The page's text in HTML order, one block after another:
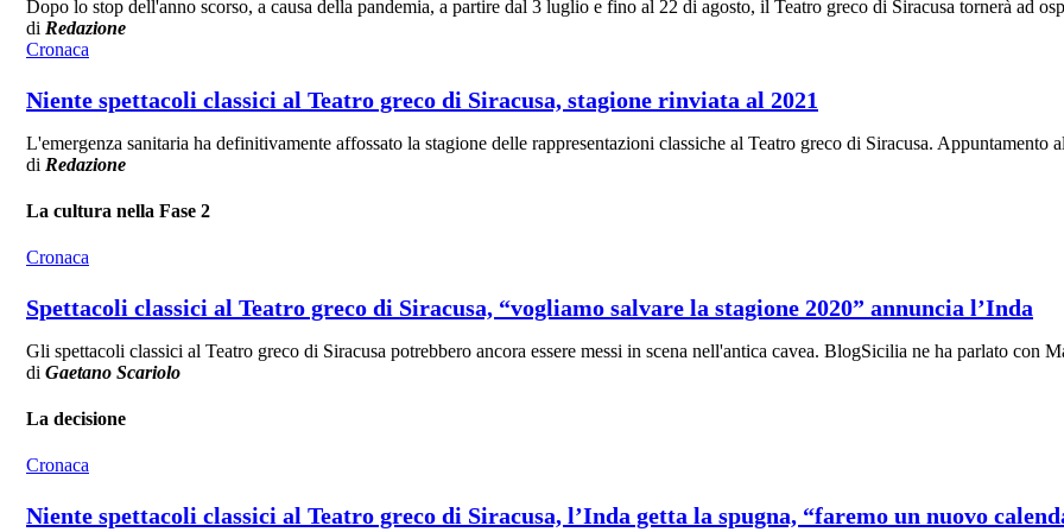
Dopo lo stop dell'anno scorso, a causa della pandemia, a partire dal 3 luglio e fino al 22 di agosto, il Teatro greco di Siracusa tornerà ad
di Redazione
Cronaca
Niente spettacoli classici al Teatro greco di Siracusa, stagione rinviata al 2021
L'emergenza sanitaria ha definitivamente affossato la stagione delle rappresentazioni classiche al Teatro greco di Siracusa. Appuntamento
di Redazione
La cultura nella Fase 2
Cronaca
Spettacoli classici al Teatro greco di Siracusa, “vogliamo salvare la stagione 2020” annuncia l’Inda
Gli spettacoli classici al Teatro greco di Siracusa potrebbero ancora essere messi in scena nell'antica cavea. BlogSicilia ne ha parlato con
di Gaetano Scariolo
La decisione
Cronaca
Niente spettacoli classici al Teatro greco di Siracusa, l’Inda getta la spugna, “faremo un nuovo